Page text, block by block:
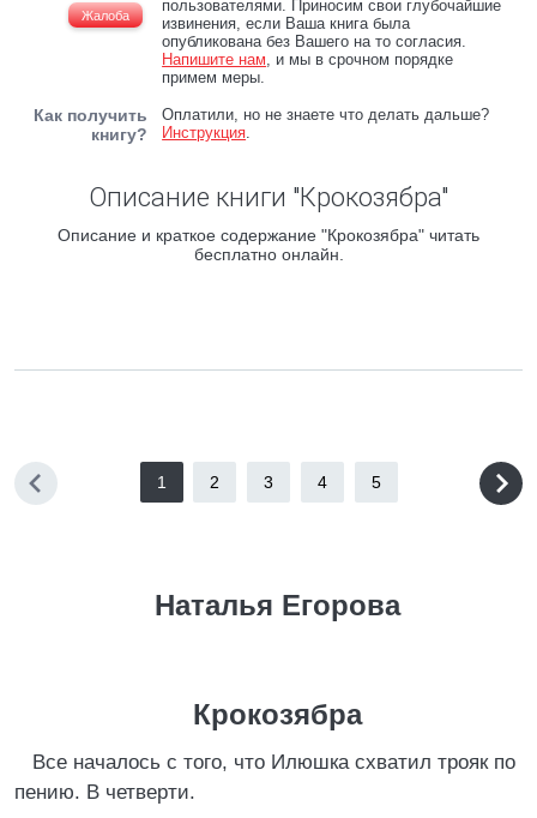
Жалоба
пользователями. Приносим свои глубочайшие
извинения, если Ваша книга была
опубликована без Вашего на то согласия.
Напишите нам, и мы в срочном порядке
примем меры.
Как получить
книгу?
Оплатили, но не знаете что делать дальше?
Инструкция.
Описание книги "Крокозябра"
Описание и краткое содержание "Крокозябра" читать
бесплатно онлайн.
1 2 3 4 5
Наталья Егорова
Крокозябра
Все началось с того, что Илюшка схватил трояк по
пению. В четверти.